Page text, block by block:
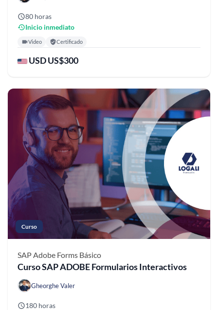
80 horas
Inicio inmediato
Video Certificado
USD US$300
Curso
SAP Adobe Forms Básico
Curso SAP ADOBE Formularios Interactivos
Gheorghe Valer
180 horas